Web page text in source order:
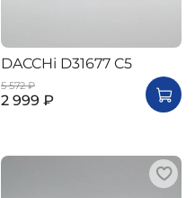
DACCHi D31677 C5
5 572 ₽
2 999 ₽